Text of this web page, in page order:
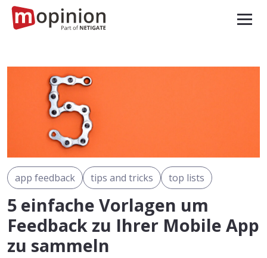
app feedback tips and tricks top lists
5 einfache Vorlagen um
Feedback zu Ihrer Mobile App
zu sammeln